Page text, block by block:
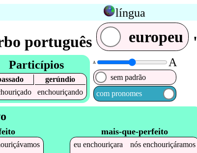
língua
português europeu '
Particípios
gerúndio
enchouriçando
A A
sem padrão
com pronomes
mais-que-perfeito
euenchouriçara nósenchouriçáramos